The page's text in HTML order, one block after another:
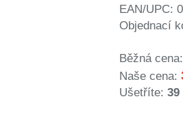
EAN/UPC:
Objednací
Běžná cena:
Naše cena:
Ušetříte: 39